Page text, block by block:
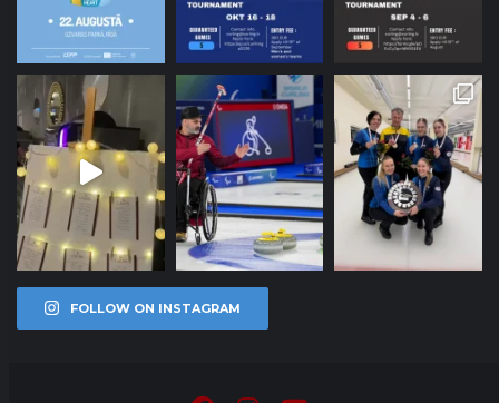
FOLLOW ON INSTAGRAM